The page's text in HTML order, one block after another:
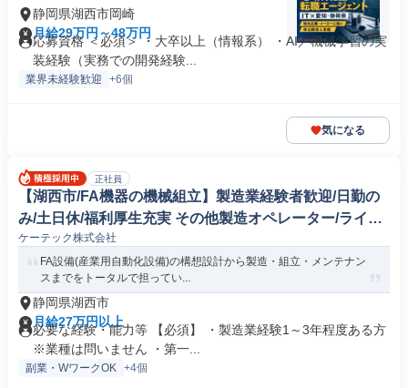
静岡県湖西市岡崎
月給29万円～48万円
応募資格 ＜必須＞ ・大卒以上（情報系） ・AI／機械学習の実
装経験（実務での開発経験...
業界未経験歓迎 +6個
気になる
正社員
【湖西市/FA機器の機械組立】製造業経験者歓迎/日勤の
み/土日休/福利厚生充実 その他製造オペレーター/ライン
マネージャー(機械/電気/電子製品専門職)
ケーテック株式会社
FA設備(産業用自動化設備)の構想設計から製造・組立・メンテナン
スまでをトータルで担ってい...
静岡県湖西市
月給27万円以上
必要な経験・能力等 【必須】 ・製造業経験1～3年程度ある方
※業種は問いません ・第一...
副業・WワークOK +4個